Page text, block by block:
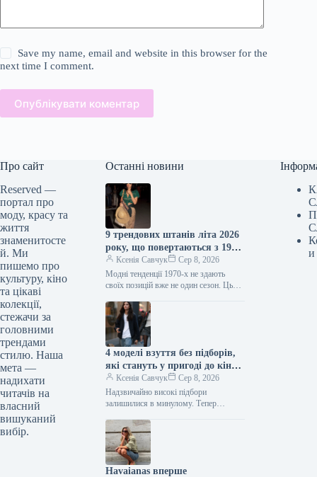
Save my name, email and website in this browser for the
next time I comment.
Опублікувати коментар
Про сайт
Reserved —
портал про
моду, красу та
життя
знаменитосте
й. Ми
пишемо про
культуру, кіно
та цікаві
колекції,
стежачи за
головними
трендами
стилю. Наша
мета —
надихати
читачів на
власний
вишуканий
вибір.
Останні новини
9 трендових штанів літа 2026
року, що повертаються з 1970-
х
Ксенія Савчук
Сер 8, 2026
Модні тенденції 1970-х не здають
своїх позицій вже не один сезон. Цього
фасони, характерні…
4 моделі взуття без підборів,
які стануть у пригоді до кінця
літаКсенія Савчук
Сер 8, 2026
Надзвичайно високі підбори
залишилися в минулому. Тепер
взуття без підборів: від балеток до
мюлів. Найстильніші жінки…
Havaianas вперше
и